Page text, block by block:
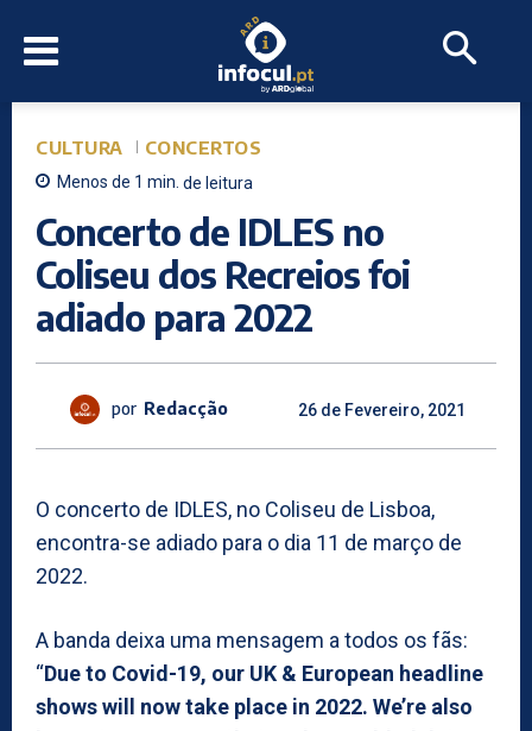
CULTURA CONCERTOS
Menos de 1 min. de leitura
Concerto de IDLES no
Coliseu dos Recreios foi
adiado para 2022
por Redacção 26 de Fevereiro, 2021
O concerto de IDLES, no Coliseu de Lisboa,
encontra-se adiado para o dia 11 de março de
2022.
A banda deixa uma mensagem a todos os fãs:
“Due to Covid-19, our UK & European headline
shows will now take place in 2022. We’re also